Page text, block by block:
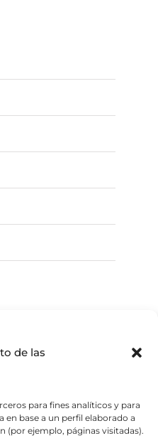
de las
para fines analíticos y para
base a un perfil elaborado a
(por ejemplo, páginas visitadas).